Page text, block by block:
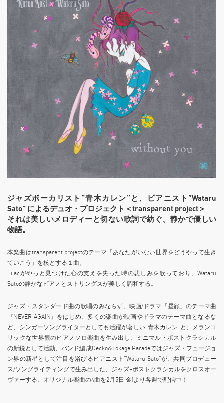
ジャズボーカリスト“青木カレン“と、ピアニスト”Wataru
Sato” によるデュオ・プロジェクト＜transparent project＞
それは美しいメロディーと切ない歌詞で紡ぐ、静かで優しい
物語。
本楽曲はtransparent projectのテーマ「あなたがいない世界をどうやって生き
ていこう」を核とする１曲。
Lilacがやっと見つけた心の支えを失った時の悲しみを歌っており、Wataru
Satoの静かなピアノとストリングスが美しく調和する。
ジャズ・スタンダード曲の歌唱のみならず、映画/ドラマ「昼顔」のテーマ曲
『NEVER AGAIN』をはじめ、多くの楽曲が映画やドラマのテーマ曲となるな
ど、シンガーソングライターとしても活躍が著しい“青木カレン“と、メランコ
リックな世界観のピアノソロ楽曲を生み出し、ミニマル・ポストクラシカル
の新鋭として活動、バンド編成Gecko&Tokage Paradeではジャズ・フュージョ
ン界の新星として注目を浴びるピアニスト”Wataru Sato”が、共同プロデュー
ス/ソングライティングで生み出した、ジャズ~ポストクラシカルをクロスオー
ヴァーする、オリジナル楽曲の4曲を2月5日(金)より各週で配信中！